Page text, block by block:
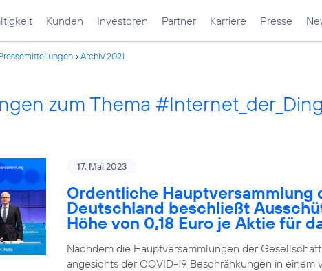
Kunden Investoren Partner Karriere Presse
Archiv 2021
zum Thema
17. Mai 2023
Ordentliche Hauptversammlung
Deutschland beschließt
Höhe von 0,18 Euro je Aktie für
Nachdem die Hauptversammlungen der
angesichts der COVID-19 Beschränkungen in